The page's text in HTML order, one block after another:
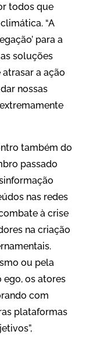
todos que
“A
para a
as soluções
a ação
nossas
também do
passado
nas redes
à crise
na criação
ou pela
os atores
com
plataformas